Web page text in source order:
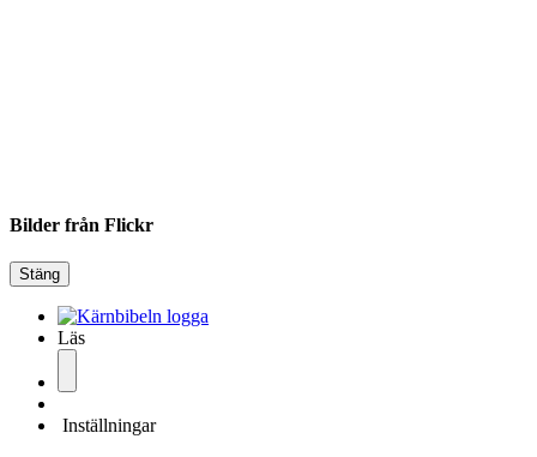
Bilder från Flickr
Stäng
Läs
Inställningar